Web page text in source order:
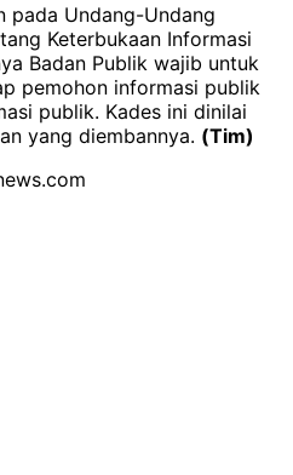
pada Undang-Undang
Keterbukaan Informasi
Badan Publik wajib untuk
pemohon informasi publik
publik. Kades ini dinilai
yang diembannya. (Tim)